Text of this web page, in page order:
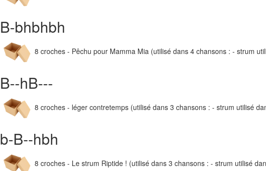
B-bhbhbh
8 croches - Pêchu pour Mamma Mia (utilisé dans 4 chansons : - strum
B--hB---
8 croches - léger contretemps (utilisé dans 3 chansons : - strum utilisé
b-B--hbh
8 croches - Le strum Riptide ! (utilisé dans 3 chansons : - strum utilisé